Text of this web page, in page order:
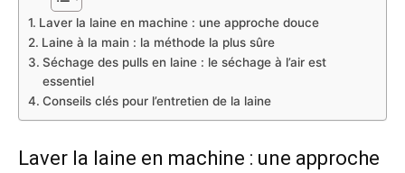
Laver la laine en machine : une approche douce
Laine à la main : la méthode la plus sûre
Séchage des pulls en laine : le séchage à l’air est
essentiel
Conseils clés pour l’entretien de la laine
Laver la laine en machine : une approche